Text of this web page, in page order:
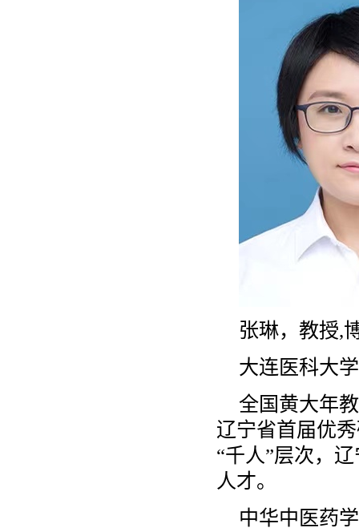
张琳，教授,
大连医科大
全国黄大年
辽宁省首届优
“千人”层次，
人才。
中华中医药